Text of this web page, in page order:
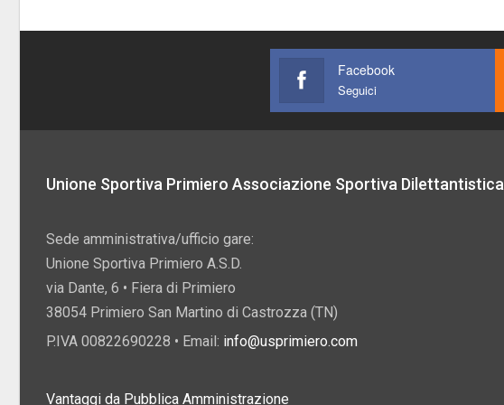
Facebook
Seguici
Unione Sportiva Primiero Associazione Sportiva Dilettantistica
Sede amministrativa/ufficio gare:
Unione Sportiva Primiero A.S.D.
via Dante, 6 • Fiera di Primiero
38054 Primiero San Martino di Castrozza (TN)
P.IVA 00822690228 • Email: info@usprimiero.com
Vantaggi da Pubblica Amministrazione